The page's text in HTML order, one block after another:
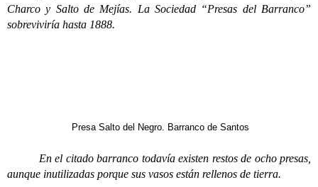
Charco y Salto de Mejías. La Sociedad “Presas del Barranco”
sobreviviría hasta 1888.
Presa Salto del Negro. Barranco de Santos
En el citado barranco todavía existen restos de ocho presas,
aunque inutilizadas porque sus vasos están rellenos de tierra.